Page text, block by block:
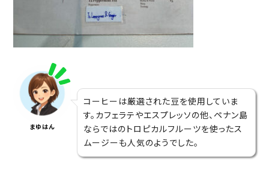
まゆはん
コーヒーは厳選された豆を使用していま
す。カフェラテやエスプレッソの他、ペナン島
ならではのトロピカルフルーツを使ったス
ムージーも人気のようでした。